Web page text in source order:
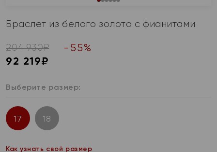
Браслет из белого золота с фианитами
204 930₽ - 55%
92 219₽
Выберите размер:
17 18
Как узнать свой размер